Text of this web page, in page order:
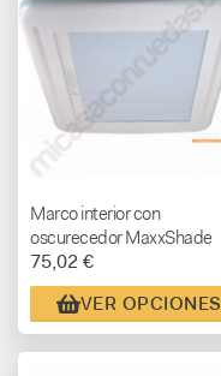
Marco interior con
oscurecedor MaxxShade
para MaxxFan (con o sin led)
75,02 €
VER OPCIONES